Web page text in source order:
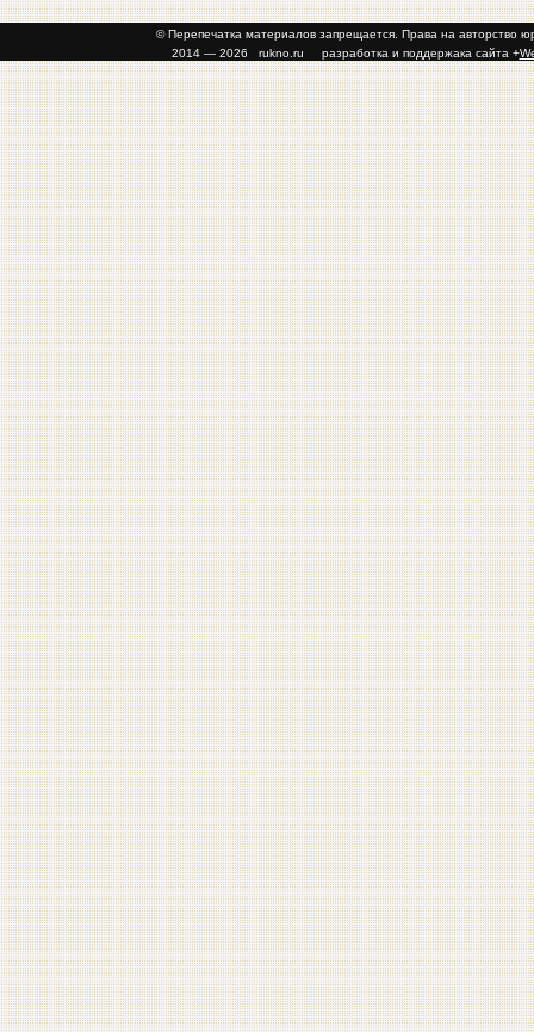
© Перепечатка материалов запрещается. Права на авторство
2014 — 2026 rukno.ru разработка и поддержака сайта +